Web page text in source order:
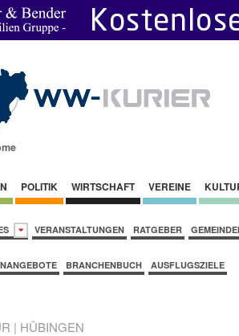
POLITIK WIRTSCHAFT VEREINE
VERANSTALTUNGEN RATGEBER
BRANCHENBUCH AUSFLUGSZIELE
| HÜBINGEN